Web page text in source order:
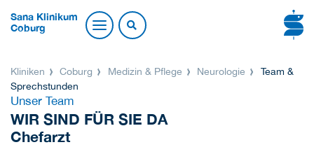
Sana Klinikum
Coburg
Kliniken Coburg Medizin & Pflege Neurologie
Team &
Sprechstunden
Unser Team
WIR SIND FÜR SIE DA
Chefarzt